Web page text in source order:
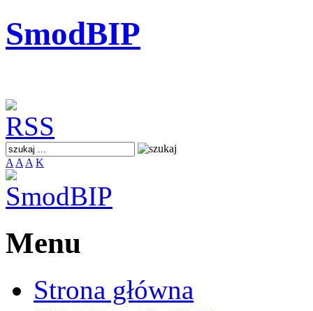
SmodBIP
A A A K
Menu
Strona główna